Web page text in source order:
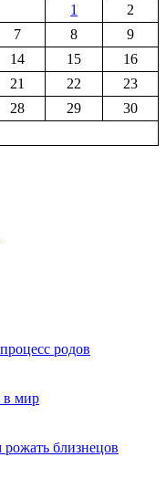
1
2
7 8
9
14 15
16
21 22
23
28 29
30
родов
в мир
рожать близнецов